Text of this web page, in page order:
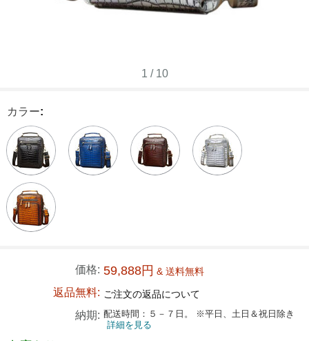
1 / 10
カラー:
価格: 59,888円 & 送料無料
返品無料: ご注文の返品について
納期: 配送時間：５－７日。 ※平日、土日＆祝日除き
詳細を見る